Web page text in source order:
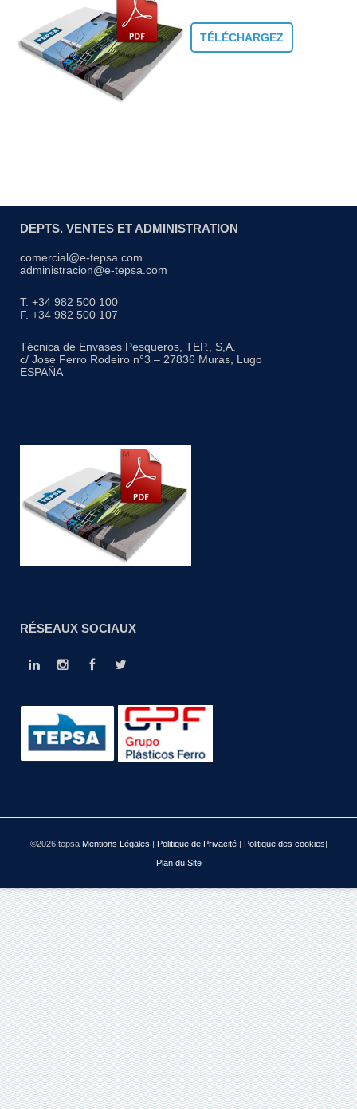
TÉLÉCHARGEZ
DEPTS. VENTES ET ADMINISTRATION
comercial@e-tepsa.com
administracion@e-tepsa.com
T. +34 982 500 100
F. +34 982 500 107
Técnica de Envases Pesqueros, TEP., S,A.
c/ Jose Ferro Rodeiro n°3 – 27836 Muras, Lugo
ESPAÑA
RÉSEAUX SOCIAUX
©2026.tepsa Mentions Légales | Politique de Privacité| Politique des cookies|
Plan du Site